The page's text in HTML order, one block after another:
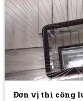
Đơn vị thi công